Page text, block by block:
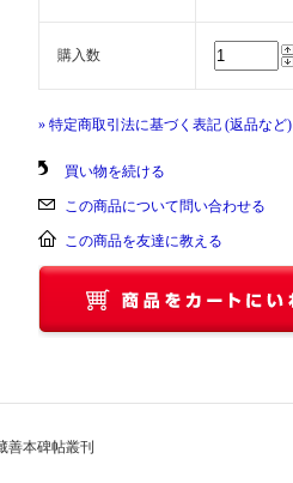
購入数
» 特定商取引法に基づく表記 (返品など)
買い物を続ける
この商品について問い合わせる
この商品を友達に教える
善本碑帖叢刊